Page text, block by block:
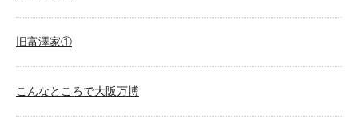
旧富澤家①
こんなところで大阪万博